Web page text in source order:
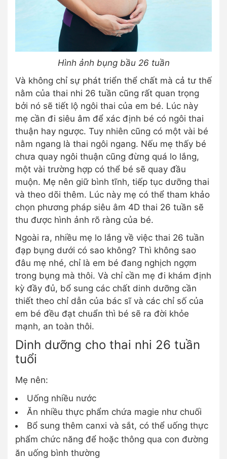
Hình ảnh bụng bầu 26 tuần
Và không chỉ sự phát triển thể chất mà cả tư thế
nằm của thai nhi 26 tuần cũng rất quan trọng
bởi nó sẽ tiết lộ ngôi thai của em bé. Lúc này
mẹ cần đi siêu âm để xác định bé có ngôi thai
thuận hay ngược. Tuy nhiên cũng có một vài bé
nằm ngang là thai ngôi ngang. Nếu mẹ thấy bé
chưa quay ngôi thuận cũng đừng quá lo lắng,
một vài trường hợp có thể bé sẽ quay đầu
muộn. Mẹ nên giữ bình tĩnh, tiếp tục dưỡng thai
và theo dõi thêm. Lúc này mẹ có thể tham khảo
chọn phương pháp siêu âm 4D thai 26 tuần sẽ
thu được hình ảnh rõ ràng của bé.
Ngoài ra, nhiều mẹ lo lắng về việc thai 26 tuần
đạp bụng dưới có sao không? Thì không sao
đâu mẹ nhé, chỉ là em bé đang nghịch ngợm
trong bụng mà thôi. Và chỉ cần mẹ đi khám định
kỳ đầy đủ, bổ sung các chất dinh dưỡng cần
thiết theo chỉ dẫn của bác sĩ và các chỉ số của
em bé đều đạt chuẩn thì bé sẽ ra đời khỏe
mạnh, an toàn thôi.
Dinh dưỡng cho thai nhi 26 tuần
tuổi
Mẹ nên:
Uống nhiều nước
Ăn nhiều thực phẩm chứa magie như chuối
Bổ sung thêm canxi và sắt, có thể uống thực
phẩm chức năng để hoặc thông qua con đường
ăn uống bình thường